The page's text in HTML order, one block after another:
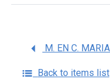
Back to items list